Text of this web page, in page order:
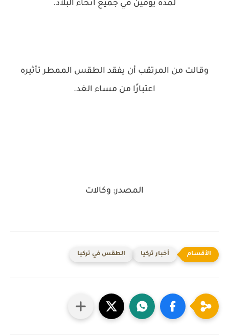
لمدة يومين في جميع أنحاء البلاد.
وقالت من المرتقب أن يفقد الطقس الممطر تأثيره
اعتبارًا من مساء الغد.
المصدر: وكالات
أخبار تركيا الطقس في تركيا